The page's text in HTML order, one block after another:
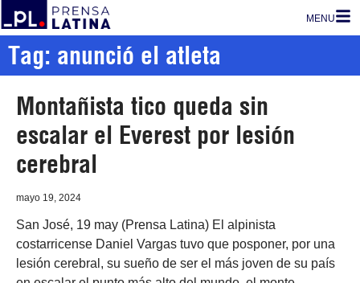
MENU
Tag: anunció el atleta
Montañista tico queda sin
escalar el Everest por lesión
cerebral
mayo 19, 2024
San José, 19 may (Prensa Latina) El alpinista
costarricense Daniel Vargas tuvo que posponer, por una
lesión cerebral, su sueño de ser el más joven de su país